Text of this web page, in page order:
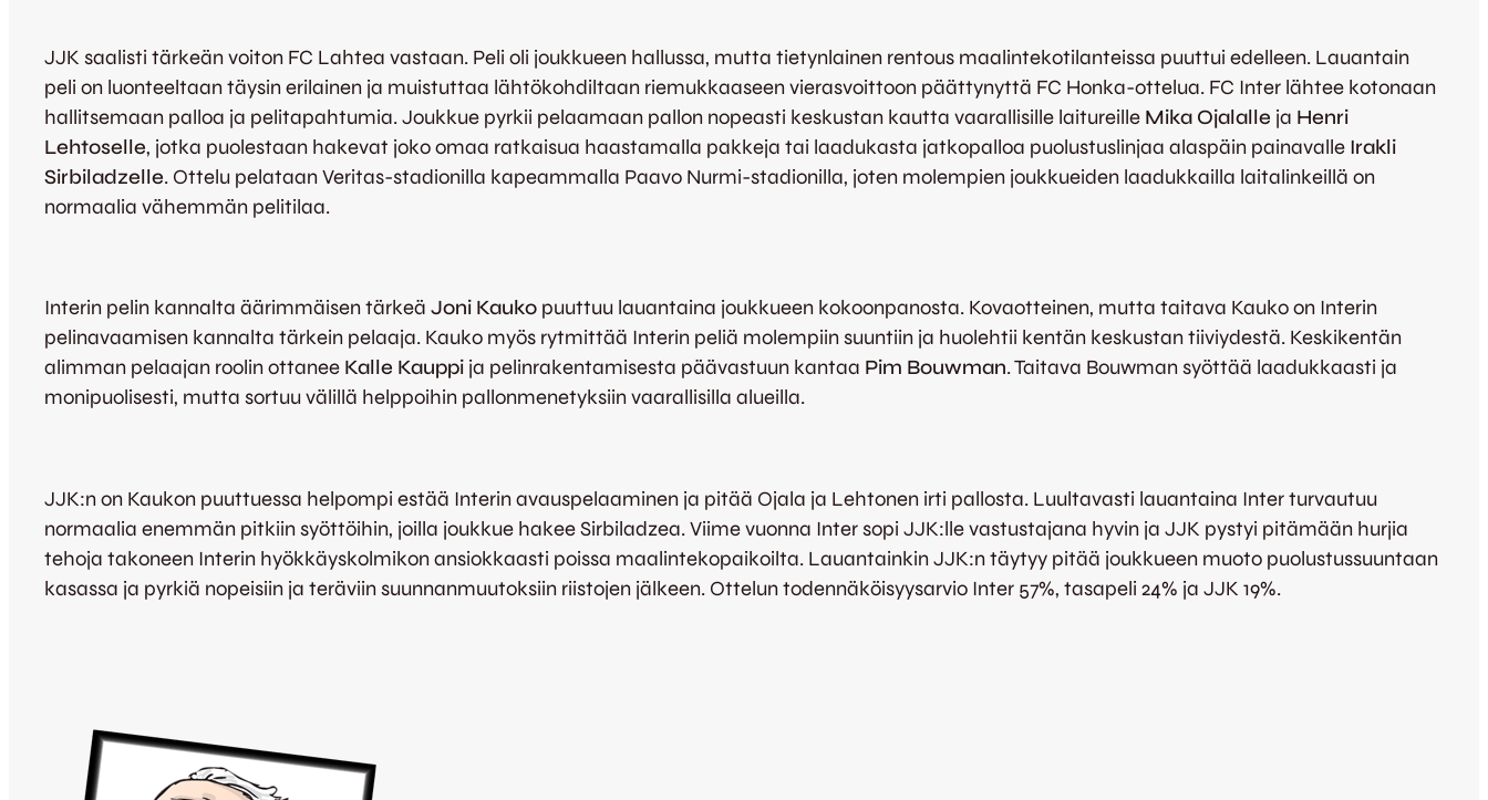
JJK saalisti tärkeän voiton FC Lahtea vastaan. Peli oli joukkueen hallussa, mutta tietynlainen rentous maalintekotilanteissa puuttui edelleen. Lauantain
peli on luonteeltaan täysin erilainen ja muistuttaa lähtökohdiltaan riemukkaaseen vierasvoittoon päättynyttä FC Honka-ottelua. FC Inter lähtee kotonaan
hallitsemaan palloa ja pelitapahtumia. Joukkue pyrkii pelaamaan pallon nopeasti keskustan kautta vaarallisille laitureille Mika Ojalalle ja Henri
Lehtoselle, jotka puolestaan hakevat joko omaa ratkaisua haastamalla pakkeja tai laadukasta jatkopalloa puolustuslinjaa alaspäin painavalle Irakli
Sirbiladzelle. Ottelu pelataan Veritas-stadionilla kapeammalla Paavo Nurmi-stadionilla, joten molempien joukkueiden laadukkailla laitalinkeillä on
normaalia vähemmän pelitilaa.
Interin pelin kannalta äärimmäisen tärkeä Joni Kauko puuttuu lauantaina joukkueen kokoonpanosta. Kovaotteinen, mutta taitava Kauko on Interin
pelinavaamisen kannalta tärkein pelaaja. Kauko myös rytmittää Interin peliä molempiin suuntiin ja huolehtii kentän keskustan tiiviydestä. Keskikentän
alimman pelaajan roolin ottanee Kalle Kauppi ja pelinrakentamisesta päävastuun kantaa Pim Bouwman. Taitava Bouwman syöttää laadukkaasti ja
monipuolisesti, mutta sortuu välillä helppoihin pallonmenetyksiin vaarallisilla alueilla.
JJK:n on Kaukon puuttuessa helpompi estää Interin avauspelaaminen ja pitää Ojala ja Lehtonen irti pallosta. Luultavasti lauantaina Inter turvautuu
normaalia enemmän pitkiin syöttöihin, joilla joukkue hakee Sirbiladzea. Viime vuonna Inter sopi JJK:lle vastustajana hyvin ja JJK pystyi pitämään hurjia
tehoja takoneen Interin hyökkäyskolmikon ansiokkaasti poissa maalintekopaikoilta. Lauantainkin JJK:n täytyy pitää joukkueen muoto puolustussuuntaan
kasassa ja pyrkiä nopeisiin ja teräviin suunnanmuutoksiin riistojen jälkeen. Ottelun todennäköisyysarvio Inter 57%, tasapeli 24% ja JJK 19%.